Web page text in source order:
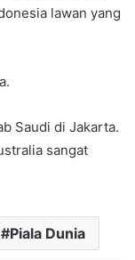
lawan yang
Saudi di Jakarta.
sangat
Piala Dunia